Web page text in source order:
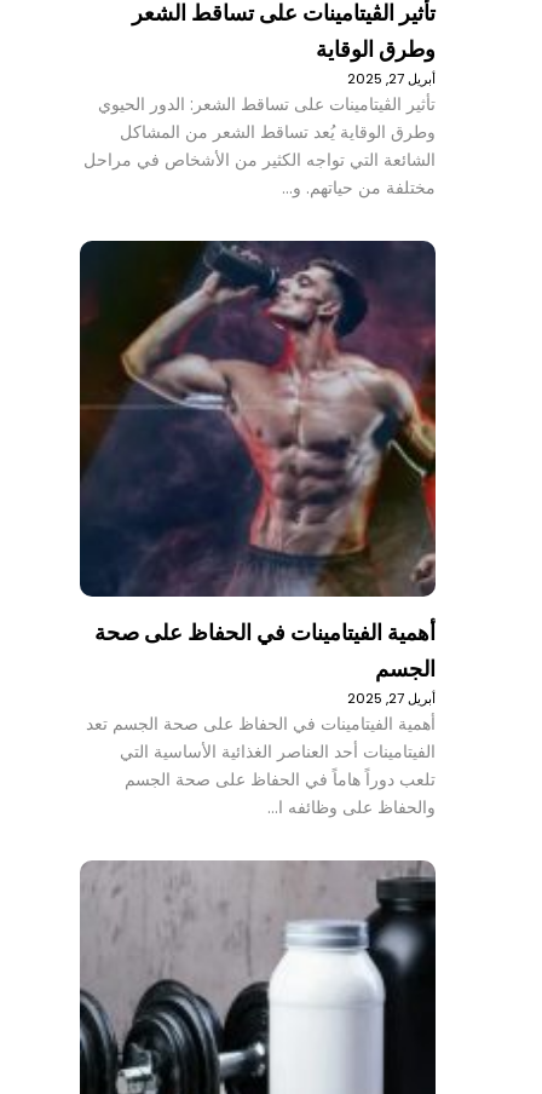
تأثير الڤيتامينات على تساقط الشعر
وطرق الوقاية
أبريل 27, 2025
تأثير الڤيتامينات على تساقط الشعر: الدور الحيوي
وطرق الوقاية يُعد تساقط الشعر من المشاكل
الشائعة التي تواجه الكثير من الأشخاص في مراحل
مختلفة من حياتهم. و…
أهمية الفيتامينات في الحفاظ على صحة
الجسم
أبريل 27, 2025
أهمية الفيتامينات في الحفاظ على صحة الجسم تعد
الفيتامينات أحد العناصر الغذائية الأساسية التي
تلعب دوراً هاماً في الحفاظ على صحة الجسم
والحفاظ على وظائفه ا…